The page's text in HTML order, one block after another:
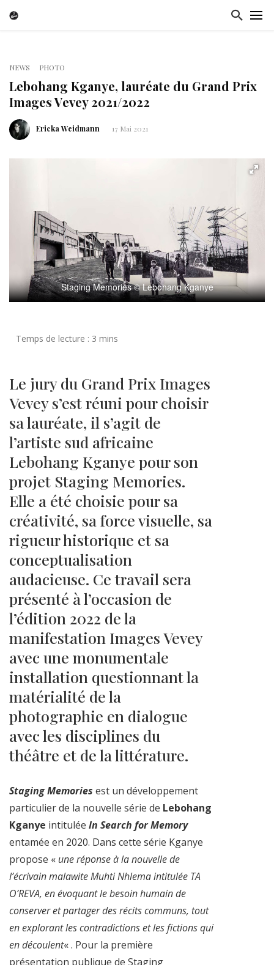
NEWS PHOTO
Lebohang Kganye, lauréate du Grand Prix
Images Vevey 2021/2022
Ericka Weidmann 17 Mai 2021
Staging Memories © Lebohang Kganye
Le jury du Grand Prix Images
Vevey s’est réuni pour choisir
sa lauréate, il s’agit de
l’artiste sud africaine
Lebohang Kganye pour son
projet Staging Memories.
Elle a été choisie pour sa
créativité, sa force visuelle, sa
rigueur historique et sa
conceptualisation
audacieuse. Ce travail sera
présenté à l’occasion de
l’édition 2022 de la
manifestation Images Vevey
avec une monumentale
installation questionnant la
matérialité de la
photographie en dialogue
avec les disciplines du
théâtre et de la littérature.
Staging Memories est un développement
particulier de la nouvelle série de Lebohang
Kganye intitulée In Search for Memory
entamée en 2020. Dans cette série Kganye
propose « une réponse à la nouvelle de
l’écrivain malawite Muhti Nhlema intitulée TA
O’REVA, en évoquant le besoin humain de
conserver et partager des récits communs, tout
en explorant les contradictions et les fictions qui
en découlent« . Pour la première
présentation publique de Staging